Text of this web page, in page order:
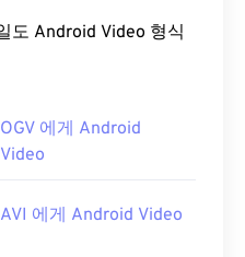
형식
OGV 에게 Android
Video
AVI 에게 Android Video